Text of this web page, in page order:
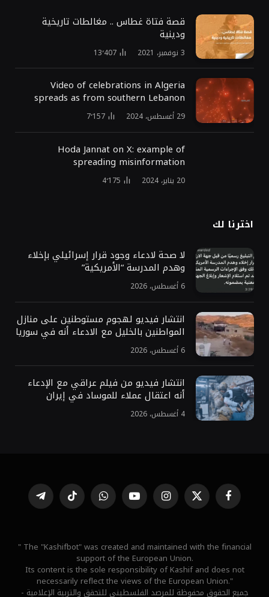
قصة فتاة غطاس .. مغالطات تاريخية
ودينية
3 نوفمبر، 2021 13٬407
Video of celebrations in Algeria
spreads as from southern Lebanon
29 أغسطس، 2024 7٬157
Hoda Jannat on X: example of
spreading misinformation
20 يناير، 2024 4٬175
اخترنا لك
لا صحة لادعاء وجود قرار إسرائيلي بإخلاء
وهدم المدرسة “الأمريكية”
6 أغسطس، 2026
انتشار فيديو لهجوم مستوطنين على منازل
المواطنين بالخليل مع الادعاء أنه في سوريا
6 أغسطس، 2026
انتشار فيديو من فيلم عراقي مع الإدعاء
أنه اعتقال عملاء للموساد في إيران
4 أغسطس، 2026
فيسبوك X
(Twitter)
الانستغراميوتيوب واتساب تيكتوك تيلقرام
" The "Kashifbot" was created and maintained with the financial
support of the European Union.
Its content is the sole responsibility of Kashif and does not
necessarily reflect the views of the European Union."
جميع الحقوق محفوظة للمرصد الفلسطيني للتحقق والتربية الإعلامية -